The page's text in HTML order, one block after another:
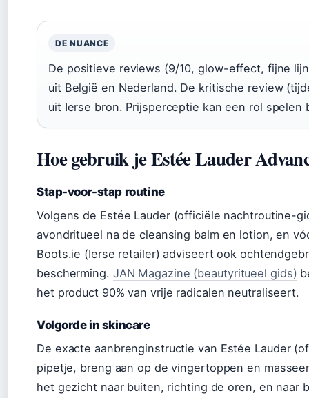
DE NUANCE
De positieve reviews (9/10, glow-effect, fijne
uit België en Nederland. De kritische review
uit Ierse bron. Prijsperceptie kan een rol spelen
Hoe gebruik je Estée Lauder
Stap-voor-stap routine
Volgens de Estée Lauder (officiële nachtroutine-
avondritueel na de cleansing balm en lotion, en
Boots.ie (Ierse retailer) adviseert ook
bescherming. JAN Magazine (beautyritueel gids)
het product 90% van vrije radicalen neutraliseert.
Volgorde in skincare
De exacte aanbrenginstructie van Estée Lauder
pipetje, breng aan op de vingertoppen en
het gezicht naar buiten, richting de oren, en naar